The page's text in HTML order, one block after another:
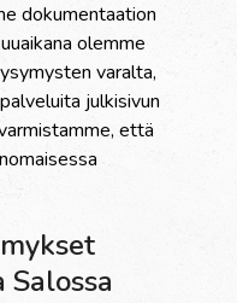
dokumentaation
olemme
varalta,
julkisivun
että